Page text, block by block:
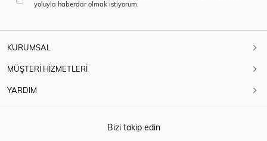
yoluyla haberdar olmak istiyorum.
KURUMSAL
MÜŞTERİ HİZMETLERİ
YARDIM
Bizi takip edin